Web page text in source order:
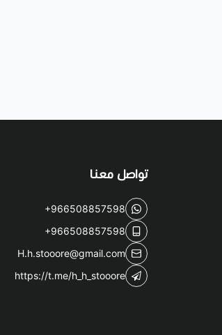
تواصل معنا
+966508857598
+966508857598
H.h.stooore@gmail.com
https://t.me/h_h_stooore